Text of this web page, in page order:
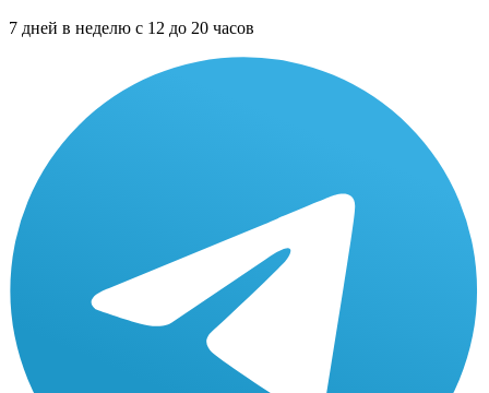
7 дней в неделю с 12 до 20 часов